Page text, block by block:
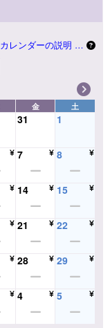
カレンダーの説明 …
金 土
31 1
7 8
14 15
21 22
28 29
4 5